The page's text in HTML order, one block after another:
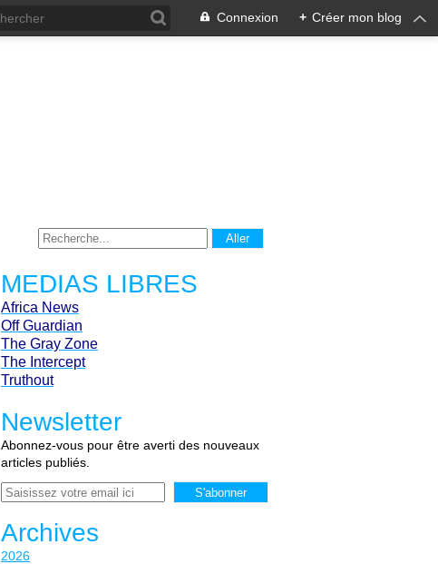
Connexion + Créer mon blog
MEDIAS LIBRES
Africa News
Off Guardian
The Gray Zone
The Intercept
Truthout
Newsletter
Abonnez-vous pour être averti des nouveaux
articles publiés.
Email
Archives
2026